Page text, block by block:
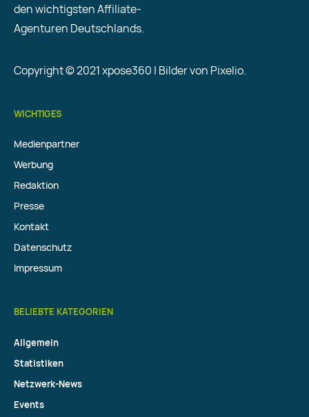
den wichtigsten Affiliate-
Agenturen Deutschlands.
Copyright © 2021 xpose360 | Bilder von Pixelio.
WICHTIGES
Medienpartner
Werbung
Redaktion
Presse
Kontakt
Datenschutz
Impressum
BELIEBTE KATEGORIEN
Allgemein
Statistiken
Netzwerk-News
Events